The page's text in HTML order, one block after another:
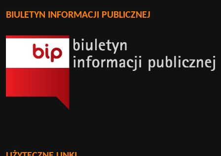
BIULETYN INFORMACJI PUBLICZNEJ